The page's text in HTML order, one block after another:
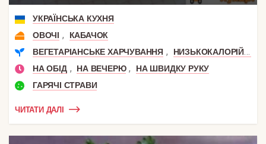
УКРАЇНСЬКА КУХНЯ
ОВОЧІ ,
КАБАЧОК
ВЕГЕТАРІАНСЬКЕ ХАРЧУВАННЯ , НИЗЬКОКАЛОРІЙНІ
НА ОБІД , НА ВЕЧЕРЮ ,
НА ШВИДКУ РУКУ
ГАРЯЧІ СТРАВИ
ЧИТАТИ ДАЛІ